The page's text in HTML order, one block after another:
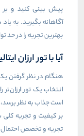
پیش بینی کنید و
آگاهانه بگیرید. به
بهترین تجربه را در حد
آیا با تور ارزان
هنگام در نظر گرفتن یک
انتخاب یک تور
است جذاب به نظر
بر کیفیت و تجربه کلی
تجربه و تخصص